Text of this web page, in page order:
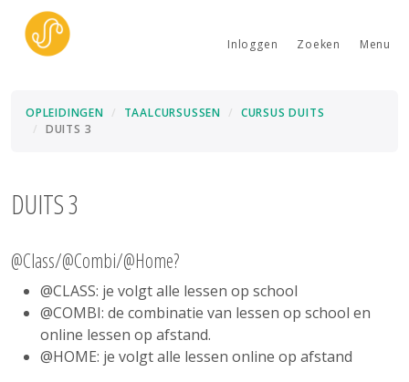
Inloggen Zoeken Menu
OPLEIDINGEN TAALCURSUSSEN
CURSUS DUITS
DUITS 3
DUITS 3
@Class/@Combi/@Home?
@CLASS: je volgt alle lessen op school
@COMBI: de combinatie van lessen op school en
online lessen op afstand.
@HOME: je volgt alle lessen online op afstand